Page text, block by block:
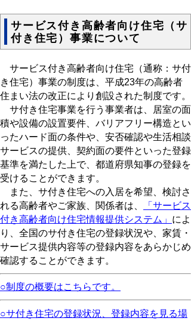
サービス付き高齢者向け住宅（サ
付き住宅）事業について
サービス付き高齢者向け住宅（通称：サ付
き住宅）事業の制度は、平成23年の高齢者
住まい法の改正により創設された制度です。
サ付き住宅事業を行う事業者は、居室の面
積や設備の設置要件、バリアフリー構造とい
ったハード面の条件や、安否確認や生活相談
サービスの提供、契約面の要件といった登録
基準を満たした上で、都道府県知事の登録を
受けることができます。
また、サ付き住宅への入居を希望、検討さ
れる高齢者やご家族、関係者は、
「サービス
付き高齢者向け住宅情報提供システム」 によ
り、全国のサ付き住宅の登録状況や、家賃・
サービス提供内容等の登録内容をあらかじめ
確認することができます。
○制度の概要はこちらです。
○サ付き住宅の登録状況、登録内容を見る場